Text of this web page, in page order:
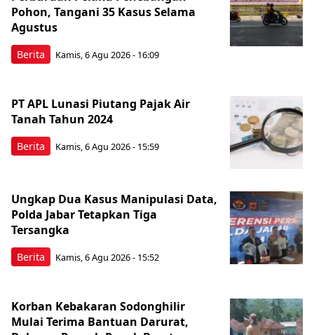
Berita
Pohon, Tangani 35 Kasus Selama
Agustus
Kamis, 6 Agu 2026 - 16:09
Berita
PT APL Lunasi Piutang Pajak Air
Tanah Tahun 2024
Kamis, 6 Agu 2026 - 15:59
Berita
Ungkap Dua Kasus Manipulasi Data,
Polda Jabar Tetapkan Tiga
Tersangka
Kamis, 6 Agu 2026 - 15:52
Korban Kebakaran Sodonghilir
Mulai Terima Bantuan Darurat,